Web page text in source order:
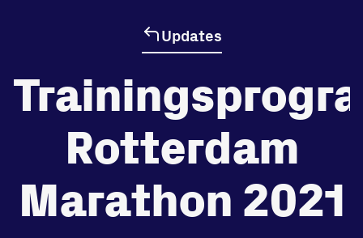
de
tegenstander
Worstelen
Prestaties op afstanden
zet je samen
Updates
Rotterdam
Marathon 2021